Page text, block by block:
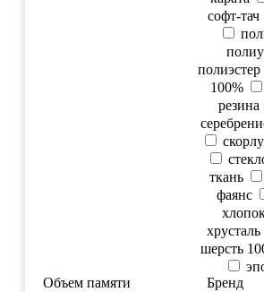
софт-тач
полиэстер
100%
резина
ткань
фаянс
хрусталь
шерсть
Бренд
Объем памяти